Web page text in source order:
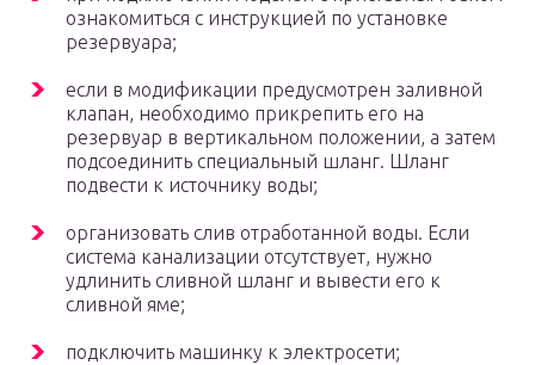
ознакомиться с инструкцией по установке
резервуара;
если в модификации предусмотрен заливной
клапан, необходимо прикрепить его на
резервуар в вертикальном положении, а затем
подсоединить специальный шланг. Шланг
подвести к источнику воды;
организовать слив отработанной воды. Если
система канализации отсутствует, нужно
удлинить сливной шланг и вывести его к
сливной яме;
подключить машинку к электросети;